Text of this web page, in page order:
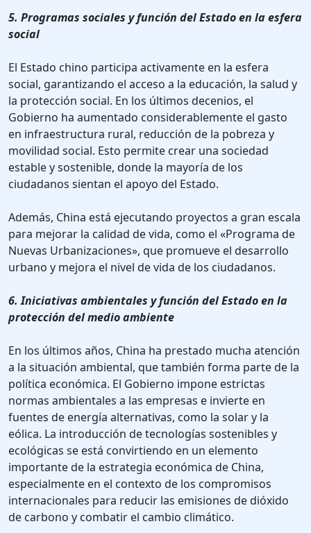
5. Programas sociales y función del Estado en la esfera
social
El Estado chino participa activamente en la esfera
social, garantizando el acceso a la educación, la salud y
la protección social. En los últimos decenios, el
Gobierno ha aumentado considerablemente el gasto
en infraestructura rural, reducción de la pobreza y
movilidad social. Esto permite crear una sociedad
estable y sostenible, donde la mayoría de los
ciudadanos sientan el apoyo del Estado.
Además, China está ejecutando proyectos a gran escala
para mejorar la calidad de vida, como el «Programa de
Nuevas Urbanizaciones», que promueve el desarrollo
urbano y mejora el nivel de vida de los ciudadanos.
6. Iniciativas ambientales y función del Estado en la
protección del medio ambiente
En los últimos años, China ha prestado mucha atención
a la situación ambiental, que también forma parte de la
política económica. El Gobierno impone estrictas
normas ambientales a las empresas e invierte en
fuentes de energía alternativas, como la solar y la
eólica. La introducción de tecnologías sostenibles y
ecológicas se está convirtiendo en un elemento
importante de la estrategia económica de China,
especialmente en el contexto de los compromisos
internacionales para reducir las emisiones de dióxido
de carbono y combatir el cambio climático.